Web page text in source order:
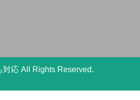
対応 All Rights Reserved.